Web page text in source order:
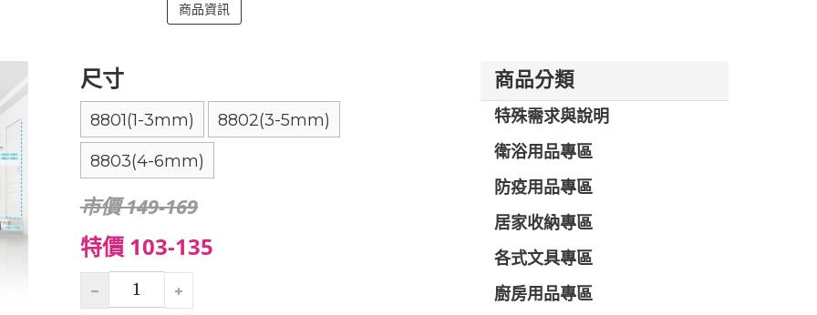
商品資訊
尺寸
8801(1-3mm) 8802(3-5mm)
8803(4-6mm)
市價 149-169
特價 103-135
商品分類
特殊需求與說明
衛浴用品專區
防疫用品專區
居家收納專區
各式文具專區
廚房用品專區